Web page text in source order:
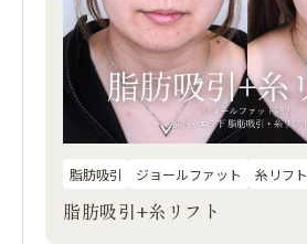
脂肪吸引 ジョールファット 糸リフト
脂肪吸引+糸リフト